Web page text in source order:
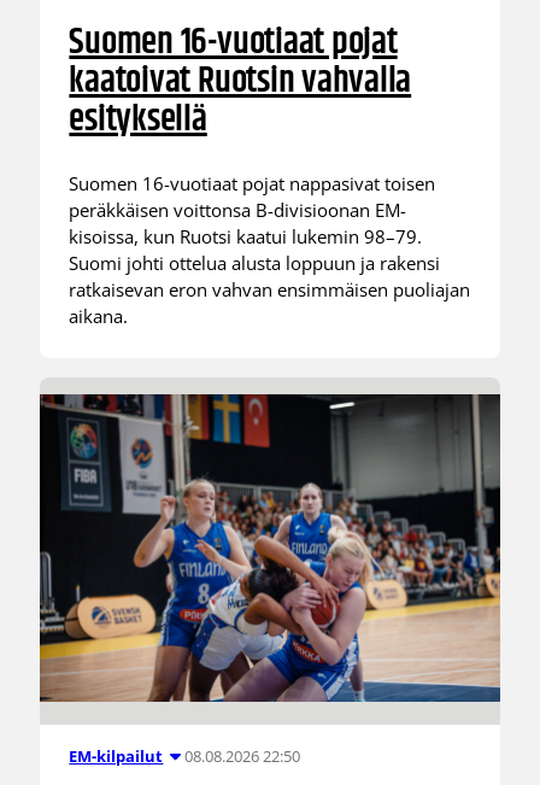
Suomen 16-vuotiaat pojat
kaatoivat Ruotsin vahvalla
esityksellä
Suomen 16-vuotiaat pojat nappasivat toisen
peräkkäisen voittonsa B-divisioonan EM-
kisoissa, kun Ruotsi kaatui lukemin 98–79.
Suomi johti ottelua alusta loppuun ja rakensi
ratkaisevan eron vahvan ensimmäisen puoliajan
aikana.
EM-kilpailut 08.08.2026 22:50